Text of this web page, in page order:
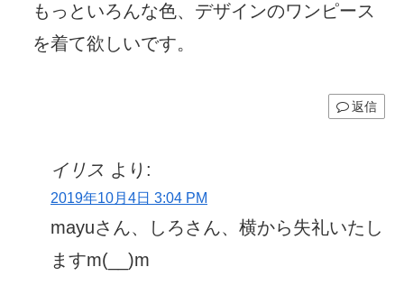
もっといろんな色、デザインのワンピース
を着て欲しいです。
返信
イリス より:
2019年10月4日 3:04 PM
mayuさん、しろさん、横から失礼いたし
ますm(__)m